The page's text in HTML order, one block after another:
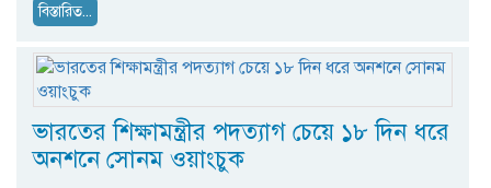
বিস্তারিত...
ভারতের শিক্ষামন্ত্রীর পদত্যাগ চেয়ে ১৮ দিন ধরে
অনশনে সোনম ওয়াংচুক